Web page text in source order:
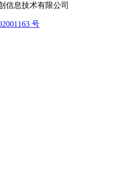
信息技术有限公司
号